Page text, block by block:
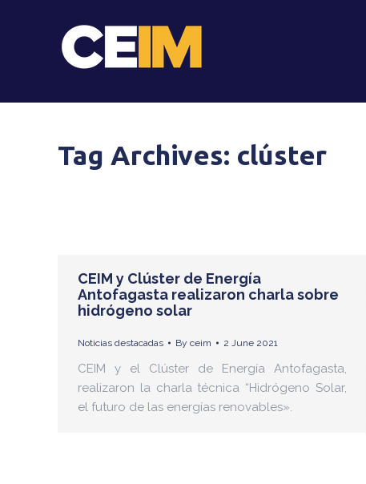
Tag Archives: clúster
CEIM y Clúster de Energía
Antofagasta realizaron charla sobre
hidrógeno solar
Noticias destacadas By ceim 2 June 2021
CEIM y el Clúster de Energía Antofagasta,
realizaron la charla técnica “Hidrógeno Solar,
el futuro de las energías renovables».